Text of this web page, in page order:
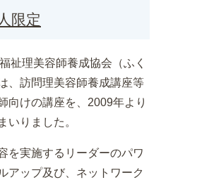
限定
祉理美容師養成協会（ふく
、訪問理美容師養成講座等
向けの講座を、2009年より
いりました。
を実施するリーダーのパワ
アップ及び、ネットワーク